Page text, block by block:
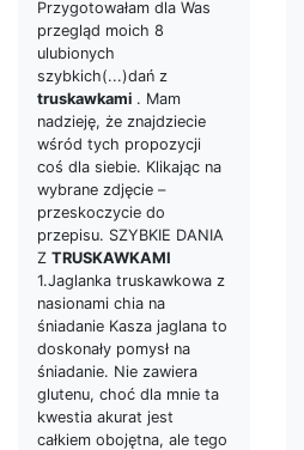
Przygotowałam dla Was
przegląd moich 8
ulubionych
szybkich(...)dań z
truskawkami . Mam
nadzieję, że znajdziecie
wśród tych propozycji
coś dla siebie. Klikając na
wybrane zdjęcie –
przeskoczycie do
przepisu. SZYBKIE DANIA
Z TRUSKAWKAMI
1.Jaglanka truskawkowa z
nasionami chia na
śniadanie Kasza jaglana to
doskonały pomysł na
śniadanie. Nie zawiera
glutenu, choć dla mnie ta
kwestia akurat jest
całkiem obojętna, ale tego